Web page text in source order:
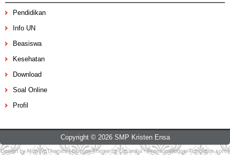
Pendidikan
Info UN
Beasiswa
Kesehatan
Download
Soal Online
Profil
Copyright © 2026 SMP Kristen Ensa
Design byNewWpThemes| Blogger Theme byLasantha-PremiumBloggerTemplates.com|